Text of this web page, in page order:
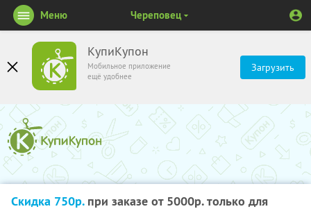
КупиКупон
Мобильное приложение
ещё удобнее
Загрузить
Меню Череповец
Скидка 750р.при заказе от 5000р. только для